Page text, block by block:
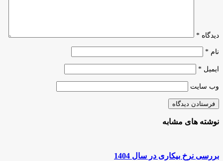
دانش
شد
دیدگاه *
نام *
ایمیل *
وب‌ سایت
نوشته های مشابه
بررسی نرخ بیکاری در سال 1404